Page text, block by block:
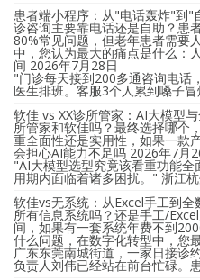
患者端小程序：从"电话轰炸"到"
诊咨询主要靠电话还是自助？患
80%常见问题，但老年患者需要
中，您认为最大的痛点是什么：
间 2026年7月28日
"门诊每天接到200多通咨询电话
医生排班。客服3个人累到嗓子
软佳 vs XX诊所管家：AI大模型
所管家和软佳吗？最终选择哪个
重全面性还是实用性，如果一款
会担心AI能力不足吗 2026年7月
"AI大模型选型究竟该看重功能
用期内面临着诸多困扰。" 浙江
软佳vs无系统：从Excel手工到
所有信息系统吗？还是手工/
间，如果有一套系统年费不到
什么问题，在数字化转型中，您
广东东莞南城街道，一家日接诊
负责人刘伟已经站在前台忙碌。